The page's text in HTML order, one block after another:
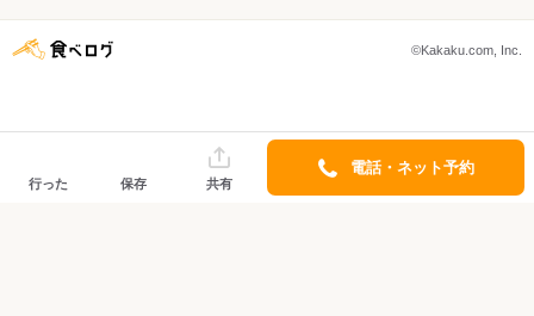
©Kakaku.com, Inc.
行った 保存 共有
電話・ネット予約